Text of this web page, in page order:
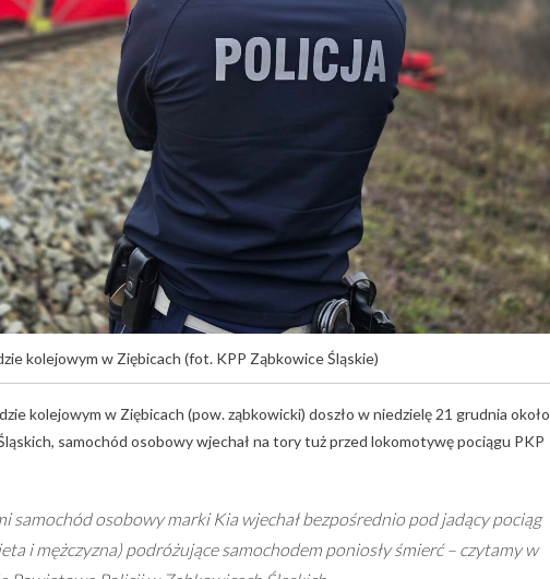
kolejowym w Ziębicach (fot. KPP Ząbkowice Śląskie)
kolejowym w Ziębicach (pow. ząbkowicki) doszło w niedzielę 21 grudnia około
samochód osobowy wjechał na tory tuż przed lokomotywę pociągu PKP
samochód osobowy marki Kia wjechał bezpośrednio pod jadący pociąg
i mężczyzna) podróżujące samochodem poniosły śmierć – czytamy w